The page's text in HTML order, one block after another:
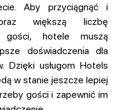
Aby przyciągnąć i
większą liczbę
gości, hotele muszą
doświadczenia dla
Dzięki usługom Hotels
w stanie jeszcze lepiej
gości i zapewnić im